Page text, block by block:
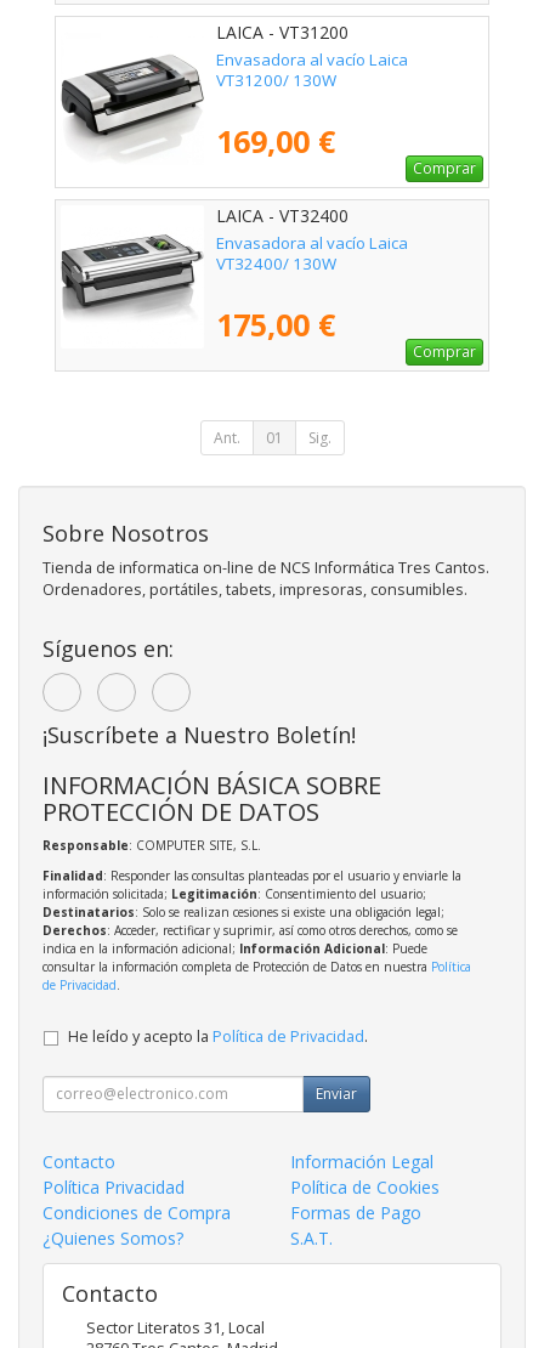
LAICA - VT31200
Envasadora al vacío Laica
VT31200/ 130W
169,00 €
Comprar
LAICA - VT32400
Envasadora al vacío Laica
VT32400/ 130W
175,00 €
Comprar
Ant. 01 Sig.
Sobre Nosotros
Tienda de informatica on-line de NCS Informática Tres Cantos.
Ordenadores, portátiles, tabets, impresoras, consumibles.
Síguenos en:
¡Suscríbete a Nuestro Boletín!
INFORMACIÓN BÁSICA SOBRE
PROTECCIÓN DE DATOS
Responsable: COMPUTER SITE, S.L.
Finalidad: Responder las consultas planteadas por el usuario y enviarle la
información solicitada; Legitimación: Consentimiento del usuario;
Destinatarios: Solo se realizan cesiones si existe una obligación legal;
Derechos: Acceder, rectificar y suprimir, así como otros derechos, como se
indica en la información adicional; Información Adicional: Puede
consultar la información completa de Protección de Datos en nuestra Política
de Privacidad.
He leído y acepto la Política de Privacidad.
Enviar
Contacto
Información Legal
Política Privacidad
Política de Cookies
Condiciones de Compra
Formas de Pago
¿Quienes Somos?
S.A.T.
Contacto
Sector Literatos 31, Local